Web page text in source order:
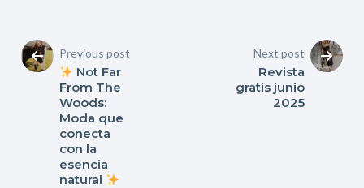
Previous post
Not Far
From The
Woods:
Moda que
conecta
con la
esencia
natural
Next post
Revista
gratis junio
2025